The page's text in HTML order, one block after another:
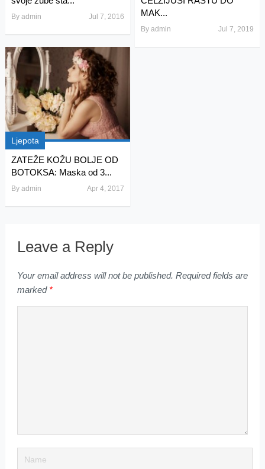
By admin Jul 7, 2016
MAK...
Byadmin Jul 7, 2019
Ljepota
ZATEŽE KOŽU BOLJE OD
BOTOKSA: Maska od 3...
By admin Apr 4, 2017
Leave a Reply
Your email address will not be published. Required fields are
marked *